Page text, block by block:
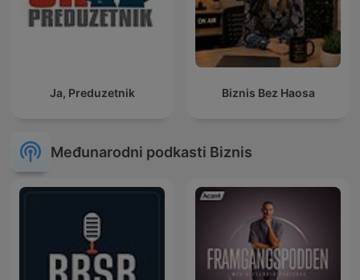
Ja, Preduzetnik Biznis Bez Haosa
Međunarodni podkasti Biznis